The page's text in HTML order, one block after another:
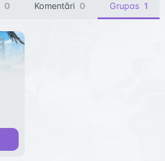
0 Komentāri 0 Grupas 1